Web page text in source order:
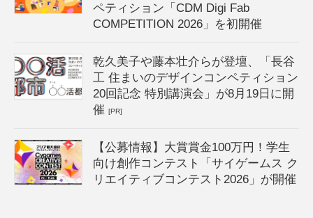
ペティション「CDM Digi Fab
COMPETITION 2026」を初開催
乾久美子や藤本壮介らが登壇、「長谷
工 住まいのデザインコンペティション
20回記念 特別講演会」が8月19日に開
催[PR]
【公募情報】大賞賞金100万円！学生
向け創作コンテスト「サイゲームス ク
リエイティブコンテスト2026」が開催